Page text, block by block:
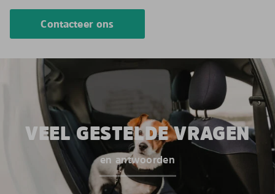
Contacteer ons
VEEL GESTELDE VRAGEN
en antwoorden